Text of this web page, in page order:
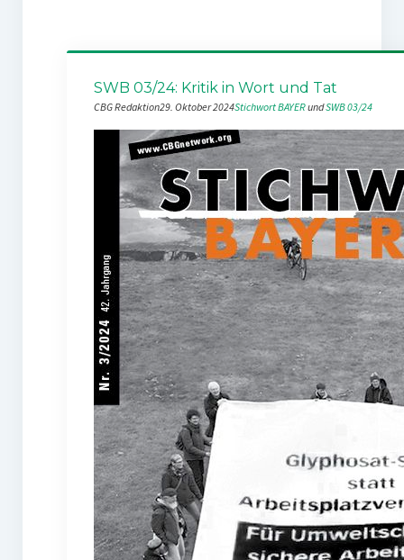
SWB 03/24: Kritik in Wort und Tat
CBG Redaktion29. Oktober 2024Stichwort BAYER und SWB 03/24